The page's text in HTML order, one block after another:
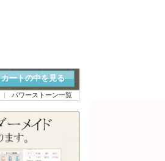
カートの中を見る
パワーストーン一覧